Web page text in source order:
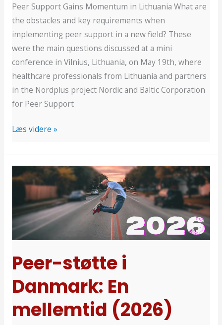
Peer Support Gains Momentum in Lithuania What are
the obstacles and key requirements when
implementing peer support in a new field? These
were the main questions discussed at a mini
conference in Vilnius, Lithuania, on May 19th, where
healthcare professionals from Lithuania and partners
in the Nordplus project Nordic and Baltic Corporation
for Peer Support
Læs videre »
Peer-støtte i
Danmark: En
mellemtid (2026)
Peer-
støtte
Danmark:
En
mellemtid
(2026)